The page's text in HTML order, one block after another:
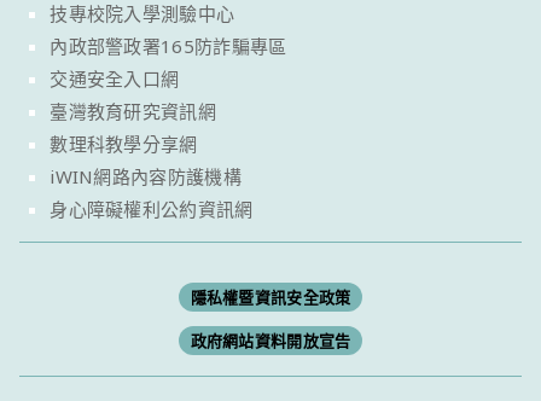
技專校院入學測驗中心
內政部警政署165防詐騙專區
交通安全入口網
臺灣教育研究資訊網
數理科教學分享網
iWIN網路內容防護機構
身心障礙權利公約資訊網
隱私權暨資訊安全政策
政府網站資料開放宣告